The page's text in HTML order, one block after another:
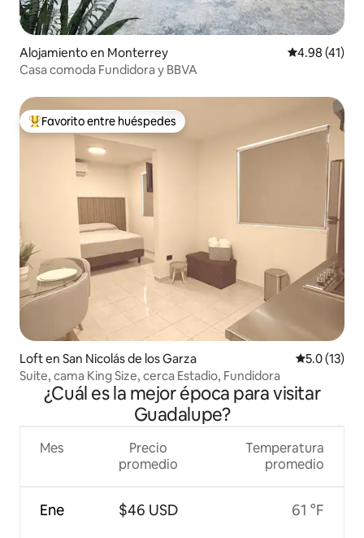
Alojamiento en Monterrey Calificación
4.98 (41)
Casa comoda Fundidora y BBVA
Favorito entre huéspedes preferido
Favorito entre huéspedes
Loft en San Nicolás de los Garza Calificación
5.0 (13)
Suite, cama King Size, cerca Estadio, Fundidora
¿Cuál es la mejor época para visitar
Guadalupe?
Mes
Ene
Precio
promedio
$46 USD
Temperatura
promedio
61 °F